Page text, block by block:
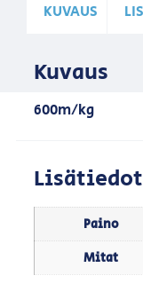
KUVAUS
Kuvaus
600m/kg
Lisätiedot
Paino
Mitat